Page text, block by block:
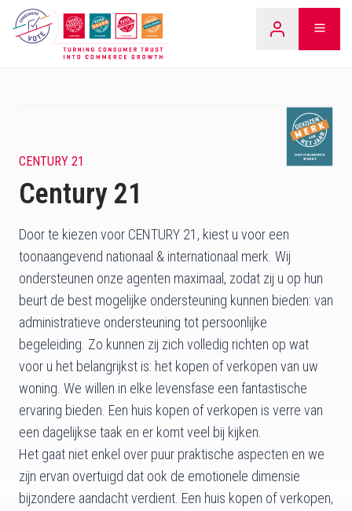
Overslaan
naar
LEARN
CENTURY 21
Century 21
Door te kiezen voor CENTURY 21, kiest u voor een
toonaangevend nationaal & internationaal merk. Wij
ondersteunen onze agenten maximaal, zodat zij u op hun
beurt de best mogelijke ondersteuning kunnen bieden: van
administratieve ondersteuning tot persoonlijke
begeleiding. Zo kunnen zij zich volledig richten op wat
voor u het belangrijkst is: het kopen of verkopen van uw
woning. We willen in elke levensfase een fantastische
ervaring bieden. Een huis kopen of verkopen is verre van
een dagelijkse taak en er komt veel bij kijken.
Het gaat niet enkel over puur praktische aspecten en we
zijn ervan overtuigd dat ook de emotionele dimensie
bijzondere aandacht verdient. Een huis kopen of verkopen,